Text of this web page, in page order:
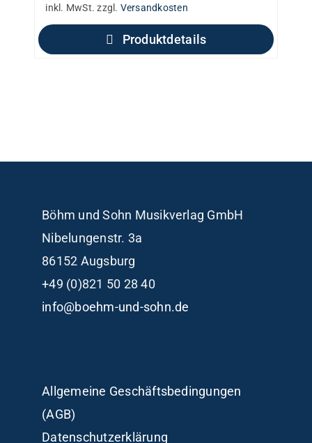
inkl. MwSt. zzgl. Versandkosten
Produktdetails
Böhm und Sohn Musikverlag GmbH
Nibelungenstr. 3a
86152 Augsburg
+49 (0)821 50 28 40
info@boehm-und-sohn.de
Allgemeine Geschäftsbedingungen
(AGB)
Datenschutzerklärung